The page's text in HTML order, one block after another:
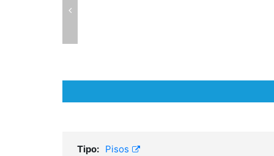
Tipo: Pisos